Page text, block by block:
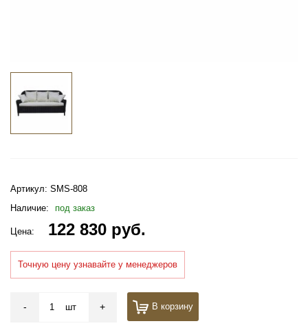
Артикул: SMS-808
Наличие:
под заказ
Цена: 122 830 руб.
Точную цену узнавайте у менеджеров
- шт + В корзину